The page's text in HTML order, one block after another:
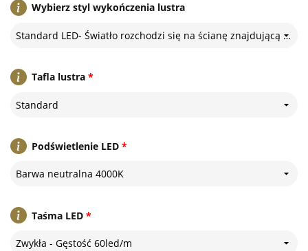
Wybierz styl wykończenia lustra
Standard LED- Światło rozchodzi się na ścianę znajdującą się za lustrem
*
Tafla lustra
Standard
*
Podświetlenie LED
Barwa neutralna 4000K
*
Taśma LED
Zwykła - Gęstość 60led/m